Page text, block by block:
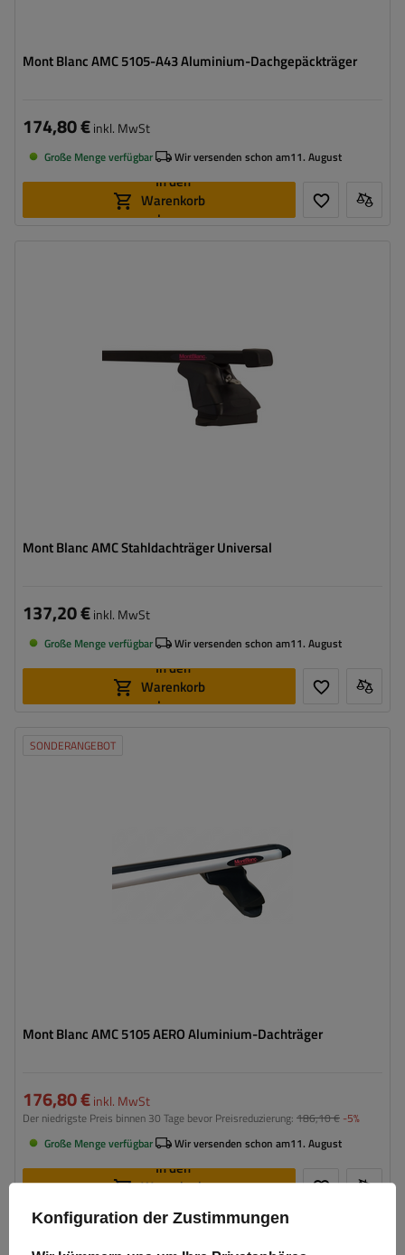
Mont Blanc AMC 5105-A43 Aluminium-Dachgepäckträger
174,80 €inkl. MwSt
Große Menge verfügbar Wir versenden schon am11. August
In den
Warenkorb
legen
Mont Blanc AMC Stahldachträger Universal
137,20 €inkl. MwSt
Große Menge verfügbar Wir versenden schon am11. August
In den
Warenkorb
legen
SONDERANGEBOT
Mont Blanc AMC 5105 AERO Aluminium-Dachträger
176,80 €inkl. MwSt
Der niedrigste Preis binnen 30 Tage bevor Preisreduzierung: 186,10 € -5%
Große Menge verfügbar
Wir versenden schon am11. August
In den
Warenkorb
Konfiguration der Zustimmungen